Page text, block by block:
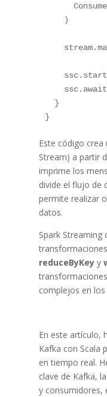
    )
  }
Este código crea
Stream) a partir
imprime los
divide el flujo de
permite realizar
datos.
Spark Streaming
reduceByKeyy
complejos en
En este artículo,
Kafka con Scala
en tiempo real.
clave de Kafka,
y consumidores,